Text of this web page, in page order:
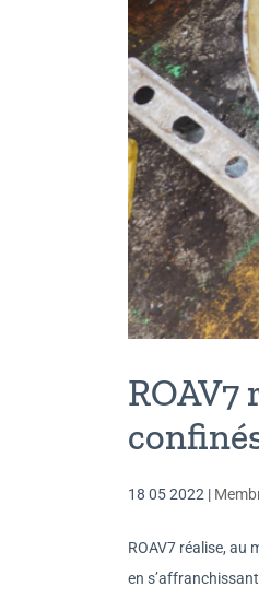
18 05 2022 |
ROAV7 réalise, au
en